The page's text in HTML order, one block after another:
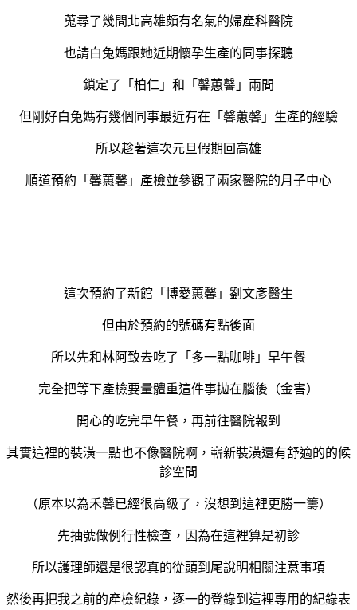
蒐尋了幾間北高雄頗有名氣的婦產科醫院
也請白兔媽跟她近期懷孕生產的同事探聽
鎖定了「柏仁」和「馨蕙馨」兩間
但剛好白兔媽有幾個同事最近有在「馨蕙馨」生產的經驗
所以趁著這次元旦假期回高雄
順道預約「馨蕙馨」產檢並參觀了兩家醫院的月子中心
這次預約了新館「博愛蕙馨」劉文彥醫生
但由於預約的號碼有點後面
所以先和林阿致去吃了「多一點咖啡」早午餐
完全把等下產檢要量體重這件事拋在腦後（金害）
開心的吃完早午餐，再前往醫院報到
其實這裡的裝潢一點也不像醫院啊，嶄新裝潢還有舒適的的候
診空間
（原本以為禾馨已經很高級了，沒想到這裡更勝一籌）
先抽號做例行性檢查，因為在這裡算是初診
所以護理師還是很認真的從頭到尾說明相關注意事項
然後再把我之前的產檢紀錄，逐一的登錄到這裡專用的紀錄表